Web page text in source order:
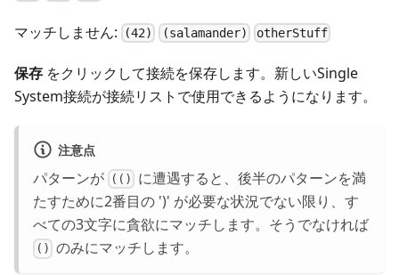
マッチしません: (42) (salamander) otherStuff
保存 をクリックして接続を保存します。新しいSingle
System接続が接続リストで使用できるようになります。
注意点
パターンが (()
に遭遇すると、後半のパターンを満
たすために2番目の ')' が必要な状況でない限り、す
べての3文字に貪欲にマッチします。そうでなければ
() のみにマッチします。